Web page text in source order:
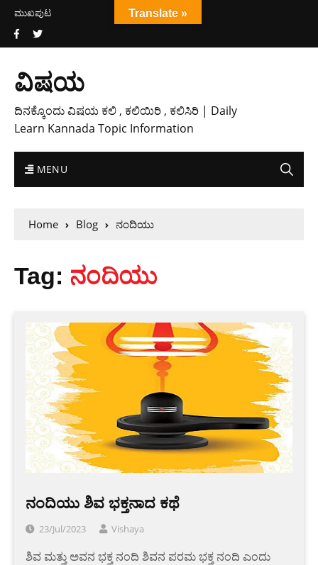
ಮುಖಪುಟ
ವಿಷಯ
ದಿನಕ್ಕೊಂದು ವಿಷಯ ಕಲಿ , ಕಲಿಯಿರಿ , ಕಲಿಸಿರಿ | Daily
Learn Kannada Topic Information
MENU
Home Blog ನಂದಿಯು
Tag: ನಂದಿಯು
ನಂದಿಯು ಶಿವ ಭಕ್ತನಾದ ಕಥೆ
23/Jul/2023 Vishaya
ಶಿವ ಮತ್ತು ಅವನ ಭಕ್ತ ನಂದಿ ಶಿವನ ಪರಮ ಭಕ್ತ ನಂದಿ ಎಂದು
Translate »